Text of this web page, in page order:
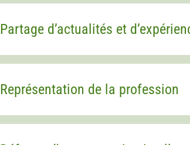
Partage d’actualités et
Représentation de la profession